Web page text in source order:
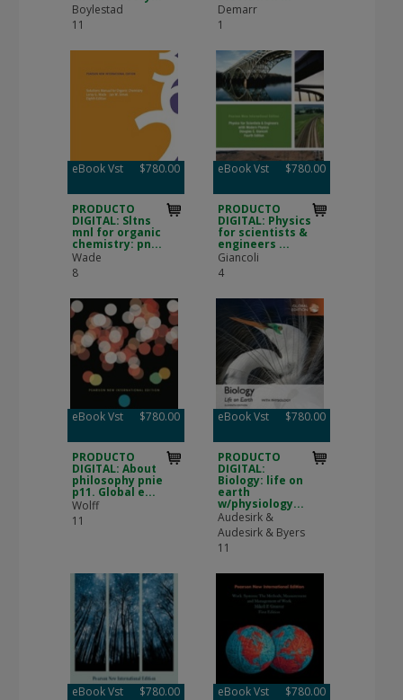
Boylestad
11
Demarr
1
eBook Vst $780.00
PRODUCTO
DIGITAL: Sltns
mnl for organic
chemistry: pn...
Wade
8
eBook Vst $780.00
PRODUCTO
DIGITAL: Physics
for scientists &
engineers ...
Giancoli
4
eBook Vst $780.00
PRODUCTO
DIGITAL: About
philosophy pnie
p11. Global e...
Wolff
11
eBook Vst $780.00
PRODUCTO
DIGITAL:
Biology: life on
earth
w/physiology...
Audesirk &
Audesirk & Byers
11
eBook Vst $780.00 eBook Vst $780.00